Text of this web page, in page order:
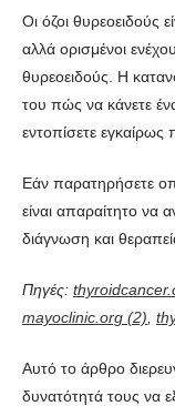
Οι όζοι θυρεοειδούς
αλλά ορισμένοι
θυρεοειδούς. Η
του πώς να κάνετε
εντοπίσετε
Εάν παρατηρήσετε
είναι απαραίτητο να
διάγνωση και
Πηγές:
mayoclinic.org (2)
Αυτό το άρθρο
δυνατότητά τους να